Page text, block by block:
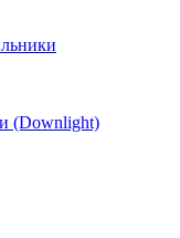
(Downlight)